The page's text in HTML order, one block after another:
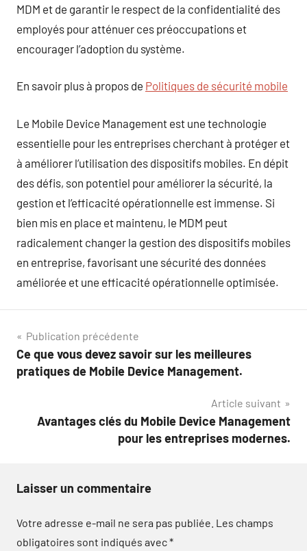
MDM et de garantir le respect de la confidentialité des
employés pour atténuer ces préoccupations et
encourager l’adoption du système.
En savoir plus à propos de Politiques de sécurité mobile
Le Mobile Device Management est une technologie
essentielle pour les entreprises cherchant à protéger et
à améliorer l’utilisation des dispositifs mobiles. En dépit
des défis, son potentiel pour améliorer la sécurité, la
gestion et l’efficacité opérationnelle est immense. Si
bien mis en place et maintenu, le MDM peut
radicalement changer la gestion des dispositifs mobiles
en entreprise, favorisant une sécurité des données
améliorée et une efficacité opérationnelle optimisée.
Navigation
de
Publication précédente
Ce que vous devez savoir sur les meilleures
pratiques de Mobile Device Management.
Article suivant
Avantages clés du Mobile Device Management
pour les entreprises modernes.
Laisser un commentaire
Votre adresse e-mail ne sera pas publiée. Les champs
obligatoires sont indiqués avec*